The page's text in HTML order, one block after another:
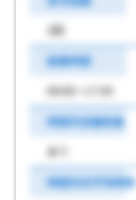
2回
就業時間
09:00～17:45
時間外労働有無
あり
時間外月平均時間